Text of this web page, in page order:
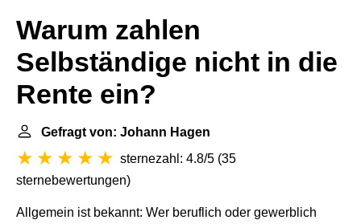
Warum zahlen
Selbständige nicht in die
Rente ein?
Gefragt von: Johann Hagen
sternezahl: 4.8/5 (35
sternebewertungen)
Allgemein ist bekannt: Wer beruflich oder gewerblich